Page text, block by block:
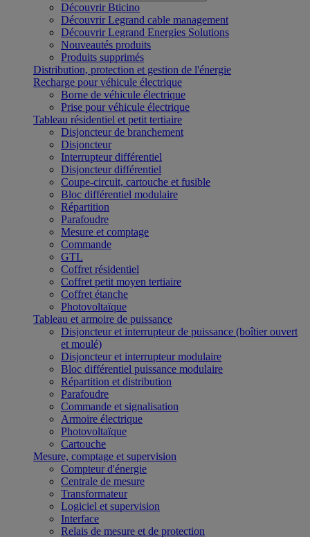
Découvrir Bticino
Découvrir Legrand cable management
Découvrir Legrand Energies Solutions
Nouveautés produits
Produits supprimés
Distribution, protection et gestion de l'énergie
Recharge pour véhicule électrique
Borne de véhicule électrique
Prise pour véhicule électrique
Tableau résidentiel et petit tertiaire
Disjoncteur de branchement
Disjoncteur
Interrupteur différentiel
Disjoncteur différentiel
Coupe-circuit, cartouche et fusible
Bloc différentiel modulaire
Répartition
Parafoudre
Mesure et comptage
Commande
GTL
Coffret résidentiel
Coffret petit moyen tertiaire
Coffret étanche
Photovoltaïque
Tableau et armoire de puissance
Disjoncteur et interrupteur de puissance (boîtier ouvert
et moulé)
Disjoncteur et interrupteur modulaire
Bloc différentiel puissance modulaire
Répartition et distribution
Parafoudre
Commande et signalisation
Armoire électrique
Photovoltaïque
Cartouche
Mesure, comptage et supervision
Compteur d'énergie
Centrale de mesure
Transformateur
Logiciel et supervision
Interface
Relais de mesure et de protection